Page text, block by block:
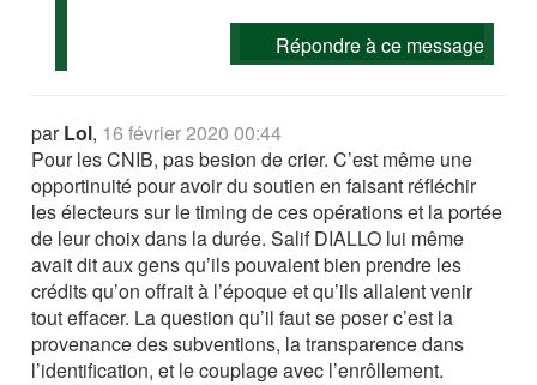
Répondre à ce message
parLol, 16 février 2020 00:44
Pour les CNIB, pas besion de crier. C’est même une
opportinuité pour avoir du soutien en faisant réfléchir
les électeurs sur le timing de ces opérations et la portée
de leur choix dans la durée. Salif DIALLO lui même
avait dit aux gens qu’ils pouvaient bien prendre les
crédits qu’on offrait à l’époque et qu’ils allaient venir
tout effacer. La question qu’il faut se poser c’est la
provenance des subventions, la transparence dans
l’identification, et le couplage avec l’enrôllement.